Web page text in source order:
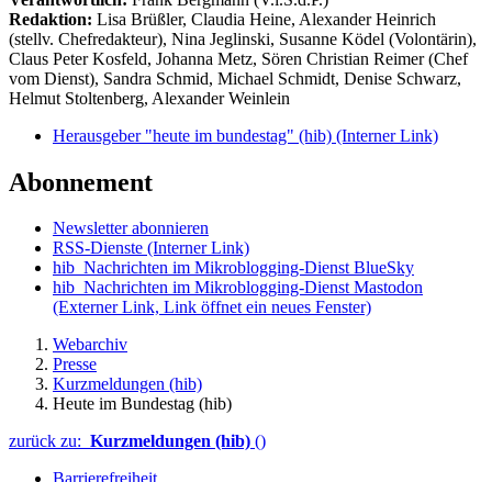
Redaktion: Lisa Brüßler, Claudia Heine, Alexander Heinrich
(stellv. Chefredakteur), Nina Jeglinski, Susanne Ködel (Volontärin),
Claus Peter Kosfeld, Johanna Metz, Sören Christian Reimer (Chef
vom Dienst), Sandra Schmid, Michael Schmidt, Denise Schwarz,
Helmut Stoltenberg, Alexander Weinlein
Herausgeber "heute im bundestag" (hib) (Interner Link)
Abonnement
Newsletter abonnieren
RSS-Dienste (Interner Link)
hib_Nachrichten im Mikroblogging-Dienst BlueSky
hib_Nachrichten im Mikroblogging-Dienst Mastodon
(Externer Link, Link öffnet ein neues Fenster)
Webarchiv
Presse
Kurzmeldungen (hib)
Heute im Bundestag (hib)
zurück zu: Kurzmeldungen (hib) ()